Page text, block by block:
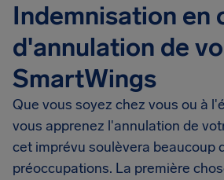
Indemnisation en
d'annulation de
SmartWings
Que vous soyez chez vous ou à
vous apprenez l'annulation de
cet imprévu soulèvera beaucoup
préoccupations. La première